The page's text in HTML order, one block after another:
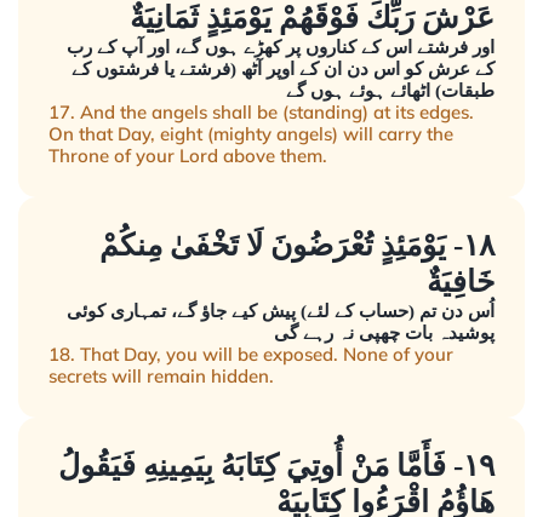
عَرْشَ رَبِّكَ فَوْقَهُمْ يَوْمَئِذٍ ثَمَانِيَةٌ
اور فرشتے اس کے کناروں پر کھڑے ہوں گے، اور آپ کے رب
کے عرش کو اس دن ان کے اوپر آٹھ (فرشتے یا فرشتوں کے
طبقات) اٹھائے ہوئے ہوں گے
17. And the angels shall be (standing) at its edges.
On that Day, eight (mighty angels) will carry the
Throne of your Lord above them.
١٨- يَوْمَئِذٍ تُعْرَضُونَ لَا تَخْفَىٰ مِنكُمْ
خَافِيَةٌ
اُس دن تم (حساب کے لئے) پیش کیے جاؤ گے، تمہاری کوئی
پوشیدہ بات چھپی نہ رہے گی
18. That Day, you will be exposed. None of your
secrets will remain hidden.
١٩- فَأَمَّا مَنْ أُوتِيَ كِتَابَهُ بِيَمِينِهِ فَيَقُولُ
هَاؤُمُ اقْرَءُوا كِتَابِيَهْ